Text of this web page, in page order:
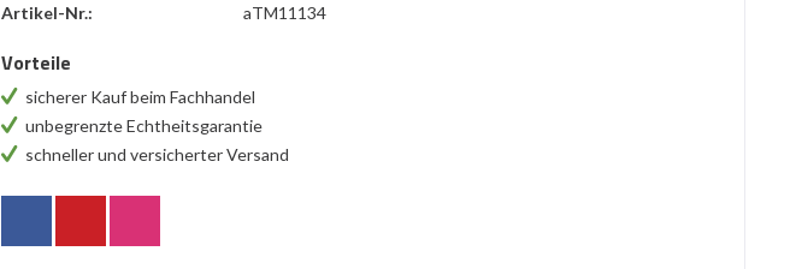
Artikel-Nr.: aTM11134
Vorteile
sicherer Kauf beim Fachhandel
unbegrenzte Echtheitsgarantie
schneller und versicherter Versand